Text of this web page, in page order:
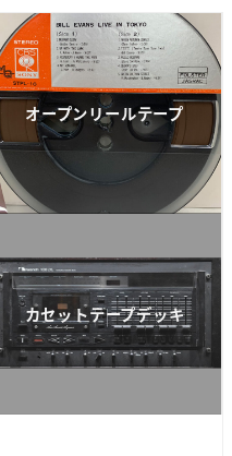
オープンリールテープ
カセットテープデッキ